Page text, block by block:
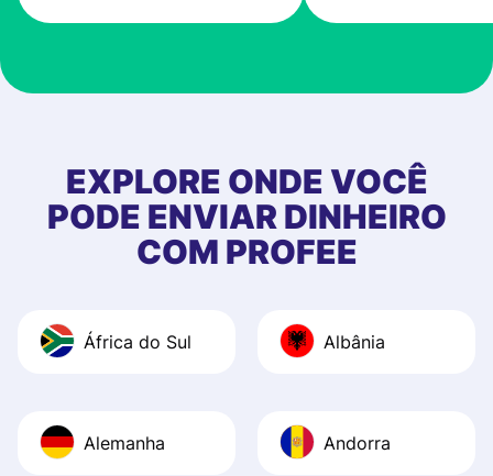
at Profee is very
first started
app, and they
quick to provide
and helpful
Recommend it!
EXPLORE ONDE VOCÊ
PODE ENVIAR DINHEIRO
COM PROFEE
África do Sul Albânia
Alemanha Andorra